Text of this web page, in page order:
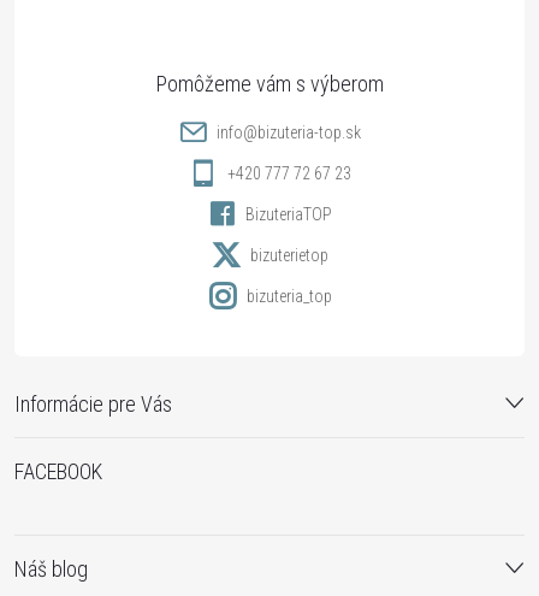
Informácie pre Vás
info@bizuteria-top.sk
+420 777 72 67 23
BizuteriaTOP
bizuterietop
bizuteria_top
FACEBOOK
Náš blog